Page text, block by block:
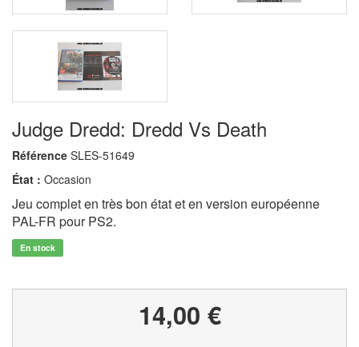
Judge Dredd: Dredd Vs Death
Référence SLES-51649
État : Occasion
Jeu complet en très bon état et en version européenne
PAL-FR pour PS2.
En stock
14,00 €